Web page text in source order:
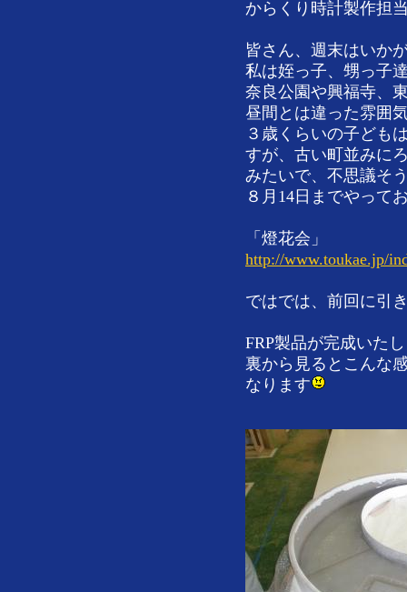
からくり時計製作担
皆さん、週末はいか
私は姪っ子、甥っ子
奈良公園や興福寺、
昼間とは違った雰囲
３歳くらいの子ども
すが、古い町並みに
みたいで、不思議そ
８月14日までやって
「燈花会」
http://www.toukae.jp/
ではでは、前回に引
FRP製品が完成いた
裏から見るとこんな
なります